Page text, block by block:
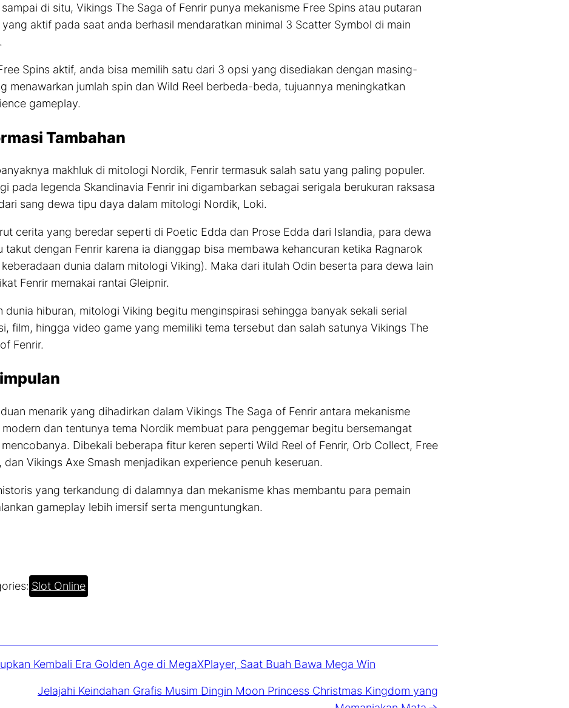
di situ, Vikings The Saga of Fenrir punya mekanisme Free Spinsatau putaran
aktif pada saat anda berhasil mendaratkan minimal 3 Scatter Symbol di main
Spinsaktif, anda bisa memilih satu dari 3 opsi yang disediakan dengan masing-
menawarkan jumlah spin dan Wild Reel berbeda-beda, tujuannya meningkatkan
gameplay.
Tambahan
makhluk di mitologi Nordik, Fenrir termasuk salah satu yang paling populer.
pada legenda Skandinavia Fenrir ini digambarkan sebagai serigala berukuran raksasa
sang dewa tipu daya dalam mitologi Nordik, Loki.
cerita yang beredar seperti di Poetic Edda dan Prose Edda dari Islandia, para dewa
takut dengan Fenrir karena ia dianggap bisa membawa kehancuran ketika Ragnarok
keberadaan dunia dalam mitologi Viking). Maka dari itulah Odin beserta para dewa lain
Fenrir memakai rantai Gleipnir.
dunia hiburan, mitologi Viking begitu menginspirasi sehingga banyak sekali serial
film, hingga video gameyang memiliki tema tersebut dan salah satunya Vikings The
Fenrir.
menarik yang dihadirkan dalam Vikings The Saga of Fenrir antara mekanisme
dan tentunya tema Nordik membuat para penggemar begitu bersemangat
Dibekali beberapa fitur keren seperti Wild Reel of Fenrir, Orb Collect, Free
dan Vikings Axe Smash menjadikan experiencepenuh keseruan.
yang terkandung di dalamnya dan mekanisme khas membantu para pemain
gameplay lebih imersif serta menguntungkan.
Slot Online
Kembali Era Golden Age di MegaXPlayer, Saat Buah Bawa Mega Win
Jelajahi Keindahan Grafis Musim Dingin Moon Princess Christmas Kingdom yang